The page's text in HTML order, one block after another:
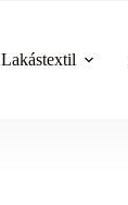
Lakástextil